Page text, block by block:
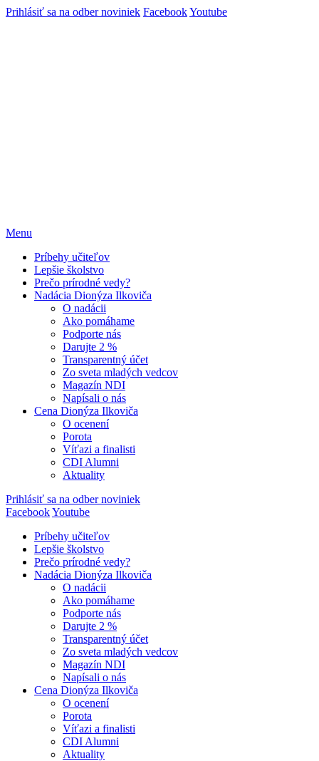
Prihlásiť sa na odber noviniek FacebookYoutube
Menu
Príbehy učiteľov
Lepšie školstvo
Prečo prírodné vedy?
Nadácia Dionýza Ilkoviča
O nadácii
Ako pomáhame
Podporte nás
Darujte 2 %
Transparentný účet
Zo sveta mladých vedcov
Magazín NDI
Napísali o nás
Cena Dionýza Ilkoviča
O ocenení
Porota
Víťazi a finalisti
CDI Alumni
Aktuality
Prihlásiť sa na odber noviniek
FacebookYoutube
Príbehy učiteľov
Lepšie školstvo
Prečo prírodné vedy?
Nadácia Dionýza Ilkoviča
O nadácii
Ako pomáhame
Podporte nás
Darujte 2 %
Transparentný účet
Zo sveta mladých vedcov
Magazín NDI
Napísali o nás
Cena Dionýza Ilkoviča
O ocenení
Porota
Víťazi a finalisti
CDI Alumni
Aktuality